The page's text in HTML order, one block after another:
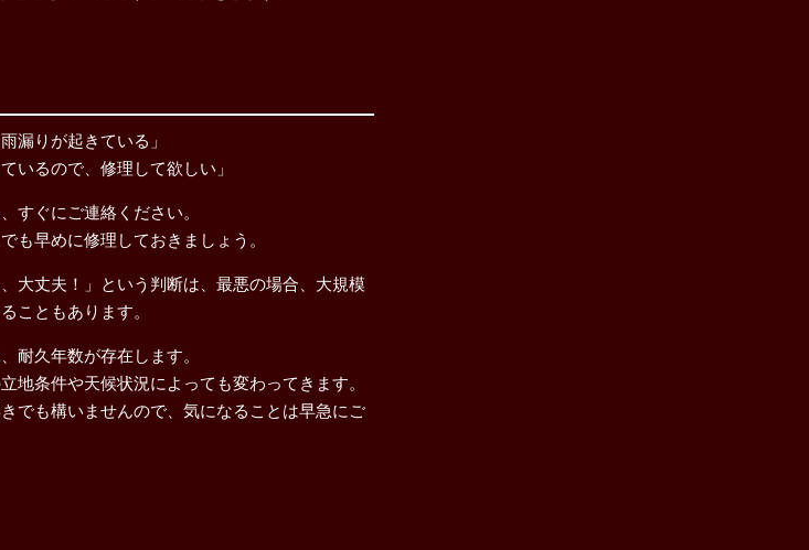
漏りが起きている」
いるので、修理して欲しい」
すぐにご連絡ください。
も早めに修理しておきましょう。
、大丈夫！」という判断は、最悪の場合、大規模
こともあります。
耐久年数が存在します。
地条件や天候状況によっても変わってきます。
でも構いませんので、気になることは早急にご